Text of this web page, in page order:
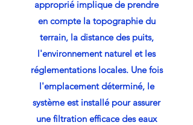
approprié implique de prendre
en compte la topographie du
terrain, la distance des puits,
l'environnement naturel et les
réglementations locales. Une fois
l'emplacement déterminé, le
système est installé pour assurer
une filtration efficace des eaux